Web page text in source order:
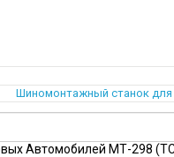
Автомобилей МТ-298